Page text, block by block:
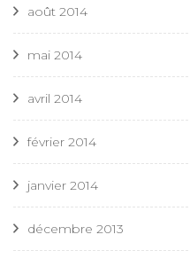
août 2014
mai 2014
avril 2014
février 2014
janvier 2014
décembre 2013